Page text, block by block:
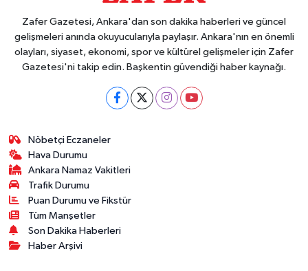
Zafer Gazetesi, Ankara'dan son dakika haberleri ve güncel
gelişmeleri anında okuyucularıyla paylaşır. Ankara'nın en önemli
olayları, siyaset, ekonomi, spor ve kültürel gelişmeler için Zafer
Gazetesi'ni takip edin. Başkentin güvendiği haber kaynağı.
Nöbetçi Eczaneler
Hava Durumu
Ankara Namaz Vakitleri
Trafik Durumu
Puan Durumu ve Fikstür
Tüm Manşetler
Son Dakika Haberleri
Haber Arşivi